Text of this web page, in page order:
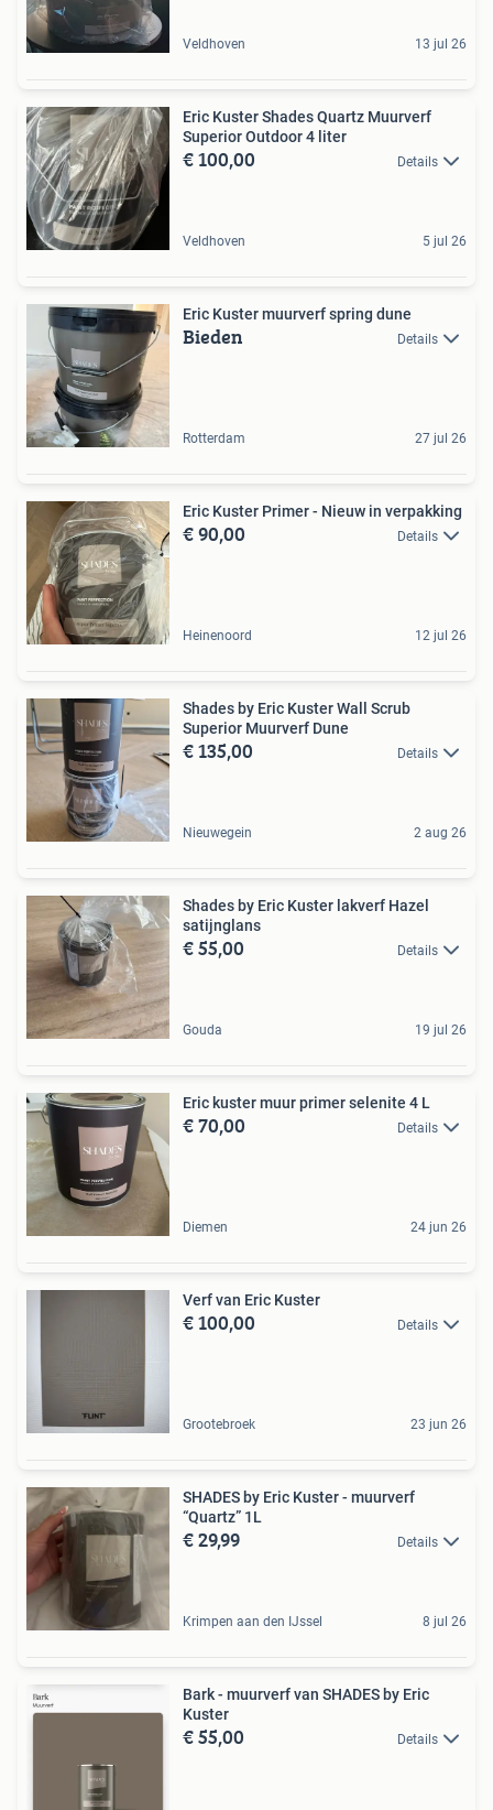
Veldhoven 13 jul 26
Eric Kuster Shades Quartz Muurverf
Superior Outdoor 4 liter
€ 100,00 Details
Veldhoven 5 jul 26
Eric Kuster muurverf spring dune
Bieden Details
Rotterdam 27 jul 26
Eric Kuster Primer - Nieuw in verpakking
€ 90,00 Details
Heinenoord 12 jul 26
Shades by Eric Kuster Wall Scrub
Superior Muurverf Dune
€ 135,00 Details
Nieuwegein 2 aug 26
Shades by Eric Kuster lakverf Hazel
satijnglans
€ 55,00 Details
Gouda 19 jul 26
Eric kuster muur primer selenite 4 L
€ 70,00 Details
Diemen 24 jun 26
Verf van Eric Kuster
€ 100,00 Details
Grootebroek 23 jun 26
SHADES by Eric Kuster - muurverf
“Quartz” 1L
€ 29,99 Details
Krimpen aan den IJssel 8 jul 26
Bark - muurverf van SHADES by Eric
Kuster
€ 55,00 Details